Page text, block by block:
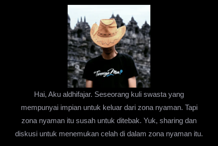
Hai, Aku aldhifajar. Seseorang kuli swasta yang
mempunyai impian untuk keluar dari zona nyaman. Tapi
zona nyaman itu susah untuk ditebak. Yuk, sharing dan
diskusi untuk menemukan celah di dalam zona nyaman itu.